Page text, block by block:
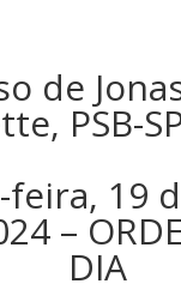
de
PSB-
19
–
DIA